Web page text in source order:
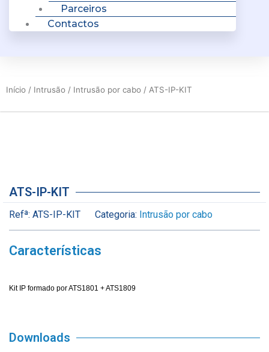
Parceiros
Contactos
Início / Intrusão / Intrusão por cabo / ATS-IP-KIT
ATS-IP-KIT
Refª: ATS-IP-KIT Categoria: Intrusão por cabo
Características
Kit IP formado por ATS1801 + ATS1809
Downloads